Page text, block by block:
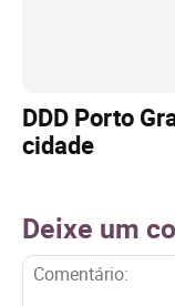
DDD Porto
cidade
Deixe um